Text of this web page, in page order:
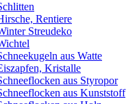
Rentiere
Streudeko
aus Watte
Kristalle
aus Styropor
aus Kunststoff